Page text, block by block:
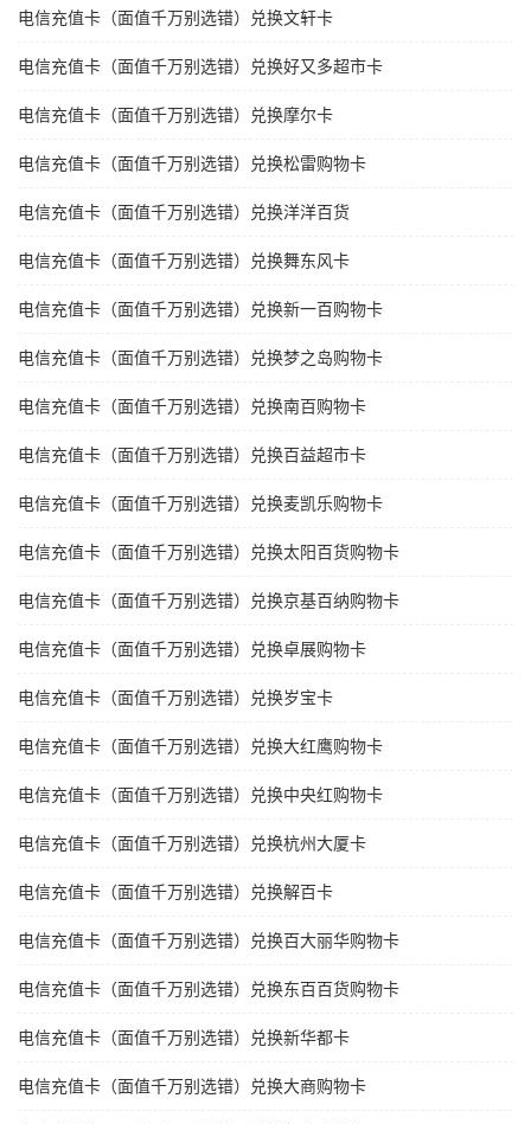
电信充值卡（面值千万别选错）兑换文轩卡
电信充值卡（面值千万别选错）兑换好又多超市卡
电信充值卡（面值千万别选错）兑换摩尔卡
电信充值卡（面值千万别选错）兑换松雷购物卡
电信充值卡（面值千万别选错）兑换洋洋百货
电信充值卡（面值千万别选错）兑换舞东风卡
电信充值卡（面值千万别选错）兑换新一百购物卡
电信充值卡（面值千万别选错）兑换梦之岛购物卡
电信充值卡（面值千万别选错）兑换南百购物卡
电信充值卡（面值千万别选错）兑换百益超市卡
电信充值卡（面值千万别选错）兑换麦凯乐购物卡
电信充值卡（面值千万别选错）兑换太阳百货购物卡
电信充值卡（面值千万别选错）兑换京基百纳购物卡
电信充值卡（面值千万别选错）兑换卓展购物卡
电信充值卡（面值千万别选错）兑换岁宝卡
电信充值卡（面值千万别选错）兑换大红鹰购物卡
电信充值卡（面值千万别选错）兑换中央红购物卡
电信充值卡（面值千万别选错）兑换杭州大厦卡
电信充值卡（面值千万别选错）兑换解百卡
电信充值卡（面值千万别选错）兑换百大丽华购物卡
电信充值卡（面值千万别选错）兑换东百百货购物卡
电信充值卡（面值千万别选错）兑换新华都卡
电信充值卡（面值千万别选错）兑换大商购物卡